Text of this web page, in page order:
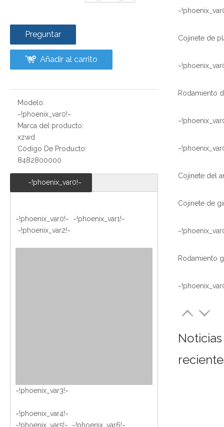
Preguntar
Añadir al carrito
Modelo:
~!phoenix_var0!~
Marca del producto:
xzwd
Código De Producto:
8482800000
~!phoenix_var0!~
~!phoenix_var0!~ ~!phoenix_var1!~
~!phoenix_var2!~
~!phoenix_var3!~
~!phoenix_var4!~
~!phoenix_var5!~ ~!phoenix_var6!~
Noticias